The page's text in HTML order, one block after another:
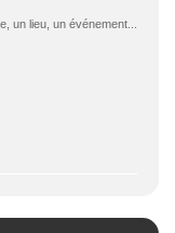
un lieu, un événement...